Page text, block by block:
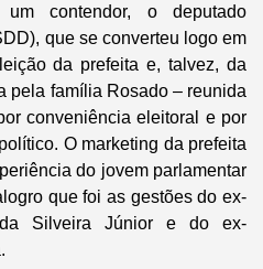
contendor, o deputado
que se converteu logo em
da prefeita e, talvez, da
pela família Rosado – reunida
conveniência eleitoral e por
O marketing da prefeita
do jovem parlamentar
que foi as gestões do ex-
Silveira Júnior e do ex-